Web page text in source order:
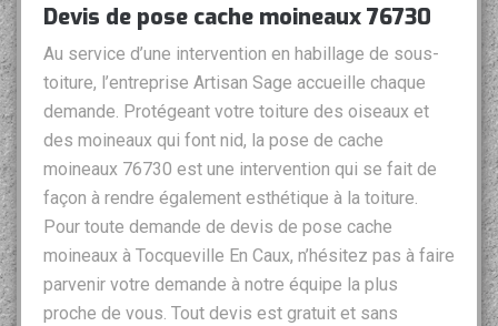
Devis de pose cache moineaux 76730
Au service d’une intervention en habillage de sous-
toiture, l’entreprise Artisan Sage accueille chaque
demande. Protégeant votre toiture des oiseaux et
des moineaux qui font nid, la pose de cache
moineaux 76730 est une intervention qui se fait de
façon à rendre également esthétique à la toiture.
Pour toute demande de devis de pose cache
moineaux à Tocqueville En Caux, n’hésitez pas à faire
parvenir votre demande à notre équipe la plus
proche de vous. Tout devis est gratuit et sans